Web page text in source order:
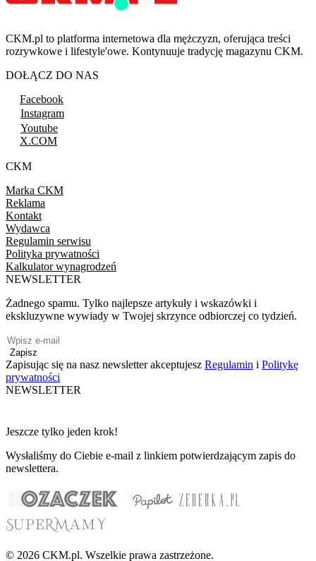
CKM.pl to platforma internetowa dla mężczyzn, oferująca treści
rozrywkowe i lifestyle'owe. Kontynuuje tradycję magazynu CKM.
DOŁĄCZ DO NAS
Facebook
Instagram
Youtube
X.COM
CKM
Marka CKM
Reklama
Kontakt
Wydawca
Regulamin serwisu
Polityka prywatności
Kalkulator wynagrodzeń
NEWSLETTER
Żadnego spamu. Tylko najlepsze artykuły i wskazówki i
ekskluzywne wywiady w Twojej skrzynce odbiorczej co tydzień.
Zapisz
Zapisując się na nasz newsletter akceptujesz Regulamin i Politykę
prywatności
NEWSLETTER
Jeszcze tylko jeden krok!
Wysłaliśmy do Ciebie e-mail z linkiem potwierdzającym zapis do
newslettera.
© 2026 CKM.pl. Wszelkie prawa zastrzeżone.